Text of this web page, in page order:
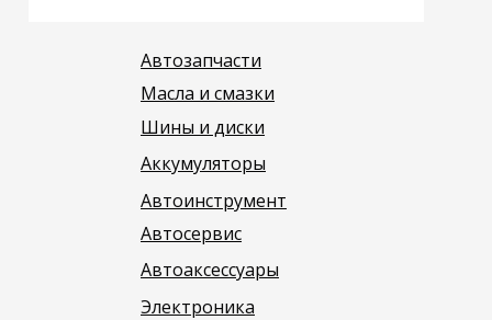
Электроника
Автоаксессуары
Автосервис
Автоинструмент
Аккумуляторы
Шины и диски
Масла и смазки
Автозапчасти